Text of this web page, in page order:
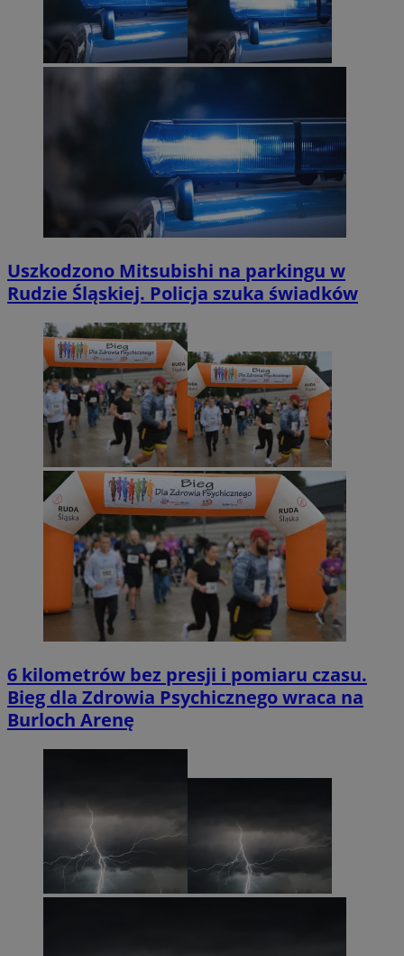
Uszkodzono Mitsubishi na parkingu w
Rudzie Śląskiej. Policja szuka świadków
6 kilometrów bez presji i pomiaru czasu.
Bieg dla Zdrowia Psychicznego wraca na
Burloch Arenę